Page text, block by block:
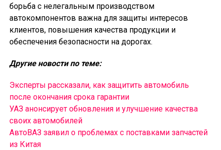
борьба с нелегальным производством
автокомпонентов важна для защиты интересов
клиентов, повышения качества продукции и
обеспечения безопасности на дорогах.
Другие новости по теме:
Эксперты рассказали, как защитить автомобиль
после окончания срока гарантии
УАЗ анонсирует обновления и улучшение качества
своих автомобилей
АвтоВАЗ заявил о проблемах с поставками запчастей
из Китая